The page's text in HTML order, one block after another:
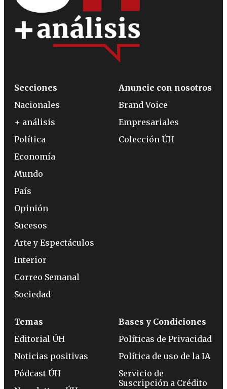
Secciones
Nacionales
+ análisis
Política
Economía
Mundo
País
Opinión
Sucesos
Arte y Espectáculos
Interior
Correo Semanal
Sociedad
Anuncie con nosotros
Brand Voice
Empresariales
Colección ÚH
Temas
Editorial ÚH
Noticias positivas
Pódcast ÚH
Bases y Condiciones
Políticas de Privacidad
Política de uso de la IA
Servicio de
Suscripción a Crédito